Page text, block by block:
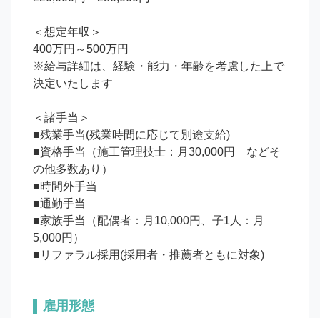
＜想定年収＞
400万円～500万円
※給与詳細は、経験・能力・年齢を考慮した上で
決定いたします
＜諸手当＞
■残業手当(残業時間に応じて別途支給)
■資格手当（施工管理技士：月30,000円　などそ
の他多数あり）
■時間外手当
■通勤手当
■家族手当（配偶者：月10,000円、子1人：月
5,000円）
■リファラル採用(採用者・推薦者ともに対象)
雇用形態